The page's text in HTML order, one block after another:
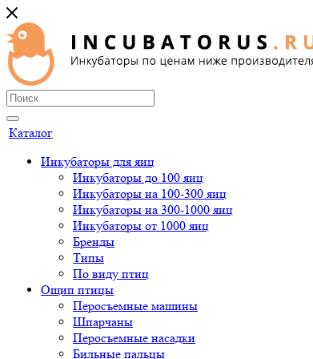
Каталог
Инкубаторы для яиц
Инкубаторы до 100 яиц
Инкубаторы на 100-300 яиц
Инкубаторы на 300-1000 яиц
Инкубаторы от 1000 яиц
Бренды
Типы
По виду птиц
Ощип птицы
Перосъемные машины
Шпарчаны
Перосъемные насадки
Бильные пальцы